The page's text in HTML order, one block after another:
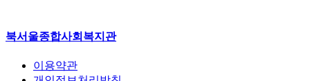
북서울종합사회복지관
이용약관